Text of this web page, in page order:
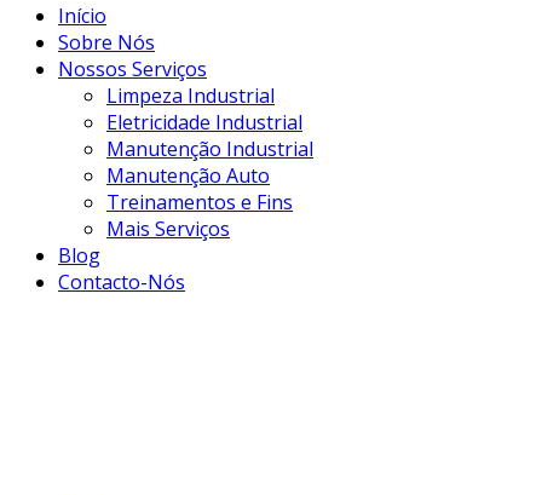
Início
Sobre Nós
Nossos Serviços
Limpeza Industrial
Eletricidade Industrial
Manutenção Industrial
Manutenção Auto
Treinamentos e Fins
Mais Serviços
Blog
Contacto-Nós